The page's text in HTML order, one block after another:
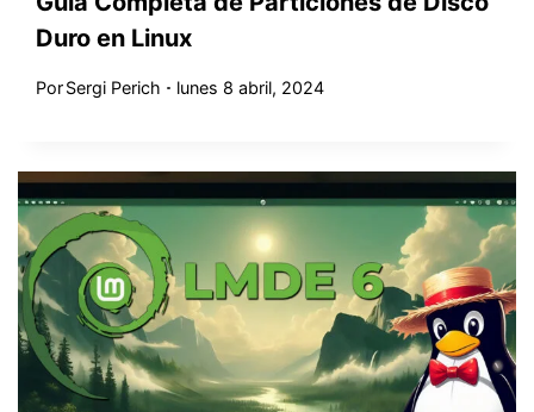
Duro en Linux
PorSergi Perich lunes 8 abril, 2024